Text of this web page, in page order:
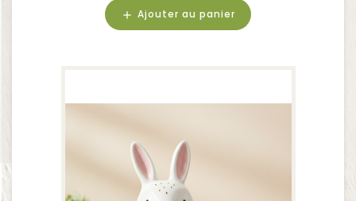
add Ajouter au panier